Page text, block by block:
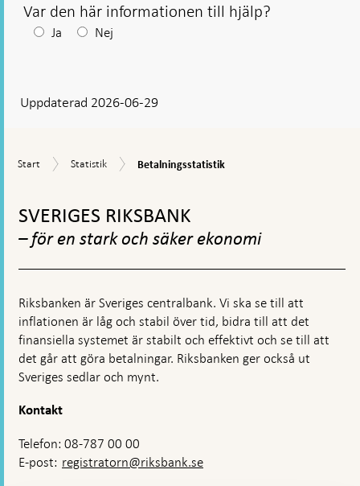
Var den här informationen till hjälp?
Efter
visas
Ja Nej
Uppdaterad 2026-06-29
Start
Start Statistik
Statistik Betalningsstatistik
Betalningsstatistik
toppnavigation
SVERIGES RIKSBANK
– för en stark och säker ekonomi
Riksbanken är Sveriges centralbank. Vi ska se till att
inflationen är låg och stabil över tid, bidra till att det
finansiella systemet är stabilt och effektivt och se till att
det går att göra betalningar. Riksbanken ger också ut
Sveriges sedlar och mynt.
Kontakt
Telefon: 08-787 00 00
E-post: registratorn@riksbank.se